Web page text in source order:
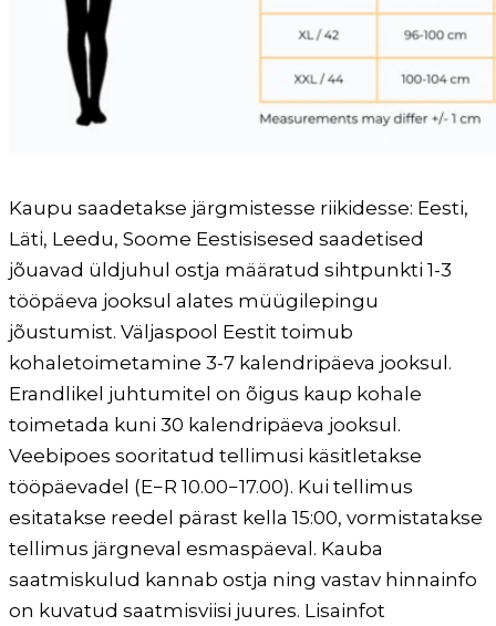
Kaupu saadetakse järgmistesse riikidesse: Eesti,
Läti, Leedu, Soome Eestisisesed saadetised
jõuavad üldjuhul ostja määratud sihtpunkti 1-3
tööpäeva jooksul alates müügilepingu
jõustumist. Väljaspool Eestit toimub
kohaletoimetamine 3-7 kalendripäeva jooksul.
Erandlikel juhtumitel on õigus kaup kohale
toimetada kuni 30 kalendripäeva jooksul.
Veebipoes sooritatud tellimusi käsitletakse
tööpäevadel (E−R 10.00−17.00). Kui tellimus
esitatakse reedel pärast kella 15:00, vormistatakse
tellimus järgneval esmaspäeval. Kauba
saatmiskulud kannab ostja ning vastav hinnainfo
on kuvatud saatmisviisi juures. Lisainfot